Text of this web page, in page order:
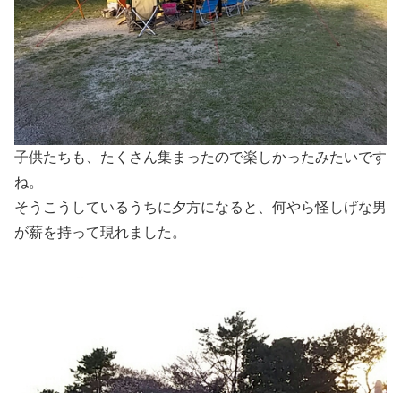
子供たちも、たくさん集まったので楽しかったみたいです
ね。
そうこうしているうちに夕方になると、何やら怪しげな男
が薪を持って現れました。